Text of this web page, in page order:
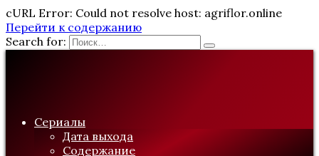
cURL Error: Could not resolve host: agriflor.online
Перейти к содержанию
Search for:
Сериалы
Дата выхода
Содержание